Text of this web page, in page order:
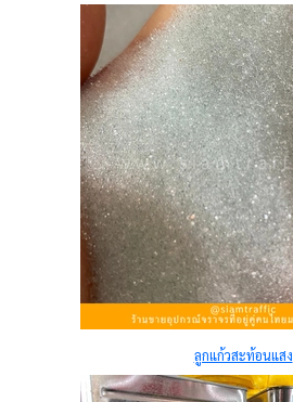
ลูกแก้วสะท้อนแสง